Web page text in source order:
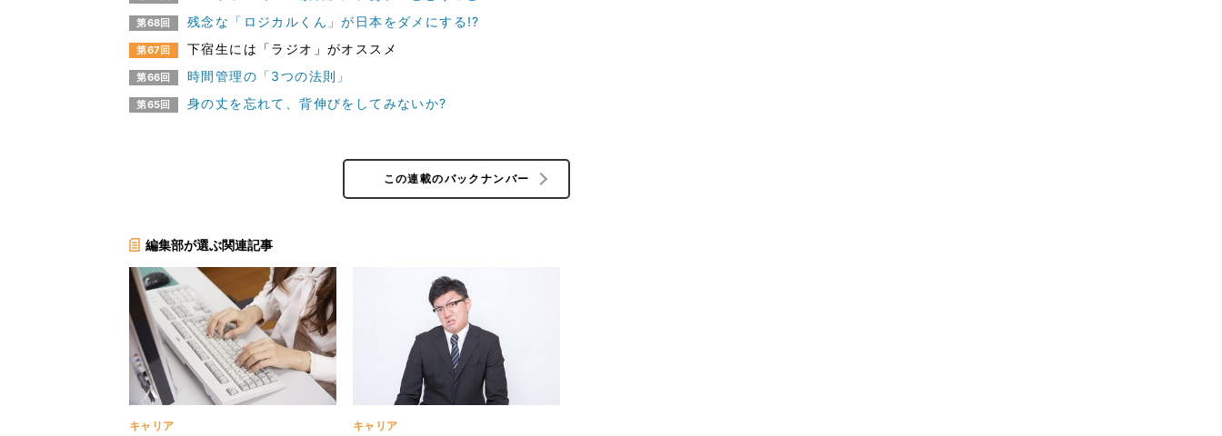
第68回 残念な「ロジカルくん」が日本をダメにする!?
第67回 下宿生には「ラジオ」がオススメ
第66回 時間管理の「3つの法則」
第65回 身の丈を忘れて、背伸びをしてみないか?
この連載のバックナンバー
編集部が選ぶ関連記事
キャリア キャリア